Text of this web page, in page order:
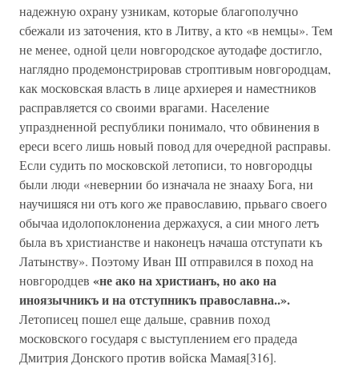
надежную охрану узникам, которые благополучно
сбежали из заточения, кто в Литву, а кто «в немцы». Тем
не менее, одной цели новгородское аутодафе достигло,
наглядно продемонстрировав строптивым новгородцам,
как московская власть в лице архиерея и наместников
расправляется со своими врагами. Население
упраздненной республики понимало, что обвинения в
ереси всего лишь новый повод для очередной расправы.
Если судить по московской летописи, то новгородцы
были люди «невернии бо изначала не знааху Бога, ни
научишяся ни отъ кого же православию, прьваго своего
обычаа идолопоклонениа держахуся, а сии много летъ
была въ христианстве и наконецъ начаша отступати къ
Латынству». Поэтому Иван III отправился в поход на
новгородцев «не ако на христианъ, но ако на
иноязычникъ и на отступникъ православна..».
Летописец пошел еще дальше, сравнив поход
московского государя с выступлением его прадеда
Дмитрия Донского против войска Мамая[316].